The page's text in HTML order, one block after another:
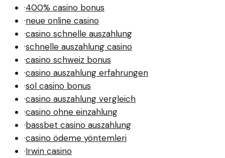
·400% casino bonus
·neue online casino
·casino schnelle auszahlung
·schnelle auszahlung casino
·casino schweiz bonus
·casino auszahlung erfahrungen
·sol casino bonus
·casino auszahlung vergleich
·casino ohne einzahlung
·bassbet casino auszahlung
·casino ödeme yöntemleri
·Irwin casino